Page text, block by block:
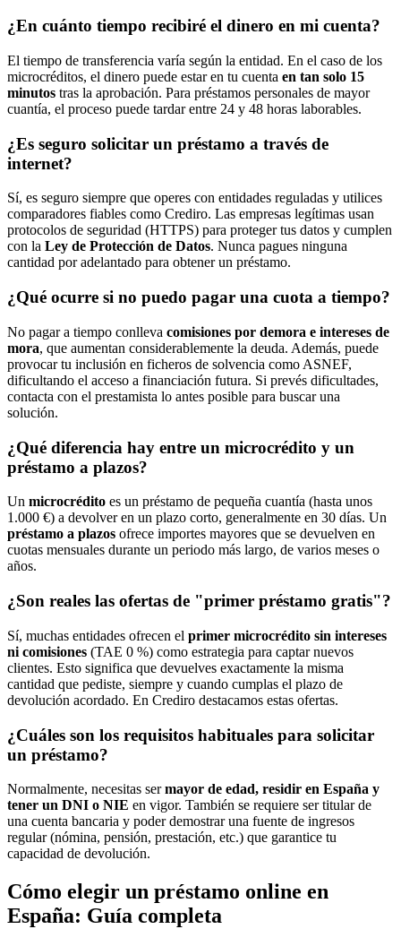
¿En cuánto tiempo recibiré el dinero en mi cuenta?
El tiempo de transferencia varía según la entidad. En el caso de los
microcréditos, el dinero puede estar en tu cuenta en tan solo 15
minutos tras la aprobación. Para préstamos personales de mayor
cuantía, el proceso puede tardar entre 24 y 48 horas laborables.
¿Es seguro solicitar un préstamo a través de
internet?
Sí, es seguro siempre que operes con entidades reguladas y utilices
comparadores fiables como Crediro. Las empresas legítimas usan
protocolos de seguridad (HTTPS) para proteger tus datos y cumplen
con la Ley de Protección de Datos. Nunca pagues ninguna
cantidad por adelantado para obtener un préstamo.
¿Qué ocurre si no puedo pagar una cuota a tiempo?
No pagar a tiempo conlleva comisiones por demora e intereses de
mora, que aumentan considerablemente la deuda. Además, puede
provocar tu inclusión en ficheros de solvencia como ASNEF,
dificultando el acceso a financiación futura. Si prevés dificultades,
contacta con el prestamista lo antes posible para buscar una
solución.
¿Qué diferencia hay entre un microcrédito y un
préstamo a plazos?
Un microcrédito es un préstamo de pequeña cuantía (hasta unos
1.000 €) a devolver en un plazo corto, generalmente en 30 días. Un
préstamo a plazos ofrece importes mayores que se devuelven en
cuotas mensuales durante un periodo más largo, de varios meses o
años.
¿Son reales las ofertas de "primer préstamo gratis"?
Sí, muchas entidades ofrecen el primer microcrédito sin intereses
ni comisiones (TAE 0 %) como estrategia para captar nuevos
clientes. Esto significa que devuelves exactamente la misma
cantidad que pediste, siempre y cuando cumplas el plazo de
devolución acordado. En Crediro destacamos estas ofertas.
¿Cuáles son los requisitos habituales para solicitar
un préstamo?
Normalmente, necesitas sermayor de edad, residir en España y
tener un DNI o NIE en vigor. También se requiere ser titular de
una cuenta bancaria y poder demostrar una fuente de ingresos
regular (nómina, pensión, prestación, etc.) que garantice tu
capacidad de devolución.
Cómo elegir un préstamo online en
España: Guía completa